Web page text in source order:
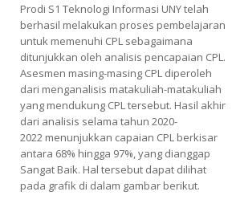
Prodi S1 Teknologi Informasi UNY telah
berhasil melakukan proses pembelajaran
untuk memenuhi CPL sebagaimana
ditunjukkan oleh analisis pencapaian CPL.
Asesmen masing-masing CPL diperoleh
dari menganalisis matakuliah-matakuliah
yang mendukung CPL tersebut. Hasil akhir
dari analisis selama tahun 2020-
2022 menunjukkan capaian CPL berkisar
antara 68% hingga 97%, yang dianggap
Sangat Baik. Hal tersebut dapat dilihat
pada grafik di dalam gambar berikut.